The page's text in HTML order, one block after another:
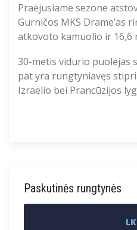
Praėjusiame sezone
Gurničos MKS Drame’as
atkovoto kamuolio ir 16,6
30-metis vidurio puolėjas
pat yra rungtyniavęs
Izraelio bei Prancūzijos
Paskutinės rungtynės